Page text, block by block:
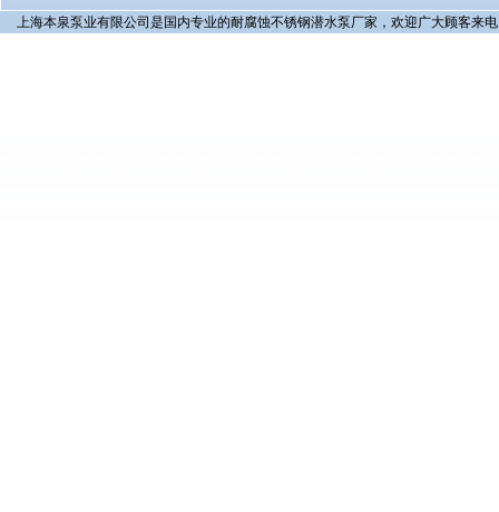
上海本泉泵业有限公司是国内专业的耐腐蚀不锈钢潜水泵厂家，欢迎广大顾客来